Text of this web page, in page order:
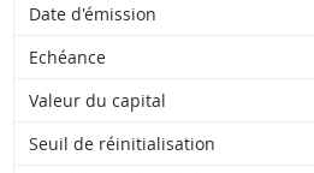
Restrike history
Date d'émission
Echéance
Valeur du capital
Seuil de réinitialisation